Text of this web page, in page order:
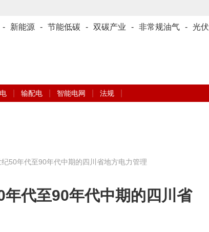
- 新能源 - 节能低碳 - 双碳产业 - 非常规油气 - 光伏
输配电 智能电网 法规
纪50年代至90年代中期的四川省地方电力管理
年代至90年代中期的四川省